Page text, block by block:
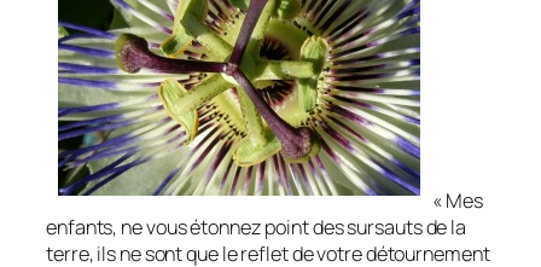
«Mes
enfants, ne vous étonnez point des sursauts de la
terre, ils ne sont que le reflet de votre détournement